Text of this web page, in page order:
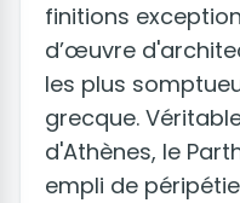
finitions
d’œuvre
les plus
grecque.
d'Athènes, le
empli de